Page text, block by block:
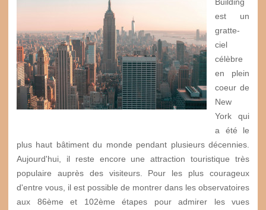
est un
gratte-
ciel
célèbre
en plein
coeur de
New
York qui
a été le
plus haut bâtiment du monde pendant plusieurs décennies.
Aujourd'hui, il reste encore une attraction touristique très
populaire auprès des visiteurs. Pour les plus courageux
d'entre vous, il est possible de montrer dans les observatoires
aux 86ème et 102ème étapes pour admirer les vues